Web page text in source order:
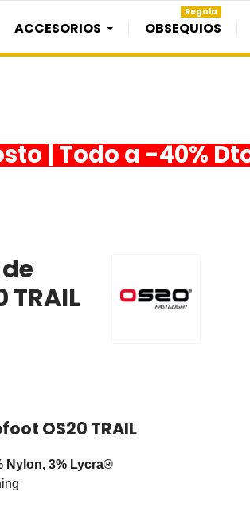
ACCESORIOS OBSEQUIOS
Regala
| Todo a -40%
TRAIL
OS20 TRAIL
Nylon, 3% Lycra®